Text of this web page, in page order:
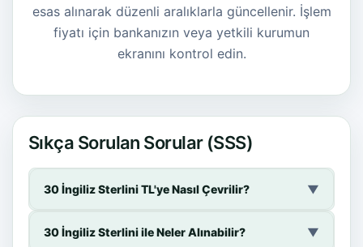
esas alınarak düzenli aralıklarla güncellenir. İşlem
fiyatı için bankanızın veya yetkili kurumun
ekranını kontrol edin.
Sıkça Sorulan Sorular (SSS)
30 İngiliz Sterlini TL'ye Nasıl Çevrilir? ▼
30 İngiliz Sterlini ile Neler Alınabilir? ▼